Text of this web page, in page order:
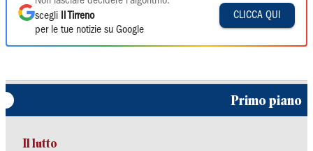
scegli
Il Tirreno
per le tue notizie su Google
CLICCA QUI
Primo piano
Il lutto